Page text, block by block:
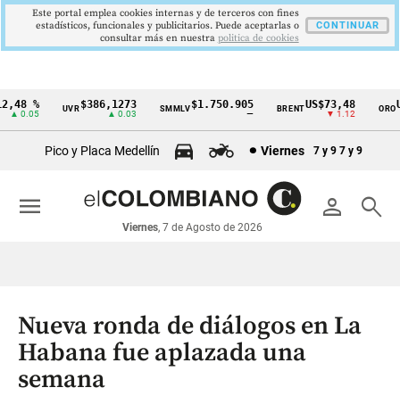
Cintillo
económicos
Colombia
%
0.05
UVR$386,1273
▲ 0.03
SMMLV$1.750.905 BRENTUS$73,48
▼ 1.12
ORO
Pico y Placa Medellín Viernes 7 y 9 7 y 9
person search
Viernes, 7 de Agosto de 2026
menu
Nueva ronda de diálogos en La
Habana fue aplazada una
semana
Este portal emplea cookies internas y de terceros con fines
estadísticos, funcionales y publicitarios. Puede aceptarlas o
consultar más en nuestra politica de cookies
CONTINUAR